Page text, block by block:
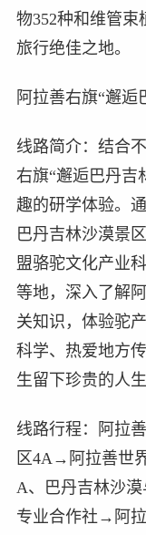
物352种和维管束
旅行绝佳之地。
阿拉善右旗“邂逅
线路简介：结合
右旗“邂逅巴丹吉
趣的研学体验。
巴丹吉林沙漠景
盟骆驼文化产业
等地，深入了解
关知识，体验驼
科学、热爱地方
生留下珍贵的人生
线路行程：阿拉
区4A→阿拉善世
A、巴丹吉林沙
专业合作社→阿